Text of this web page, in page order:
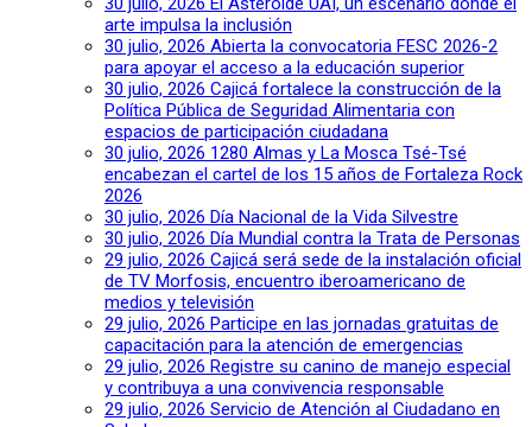
arte impulsa la inclusión
30 julio, 2026 Abierta la convocatoria FESC 2026-2
para apoyar el acceso a la educación superior
30 julio, 2026 Cajicá fortalece la construcción de la
Política Pública de Seguridad Alimentaria con
espacios de participación ciudadana
30 julio, 2026 1280 Almas y La Mosca Tsé-Tsé
encabezan el cartel de los 15 años de Fortaleza Rock
2026
30 julio, 2026 Día Nacional de la Vida Silvestre
30 julio, 2026 Día Mundial contra la Trata de Personas
29 julio, 2026 Cajicá será sede de la instalación oficial
de TV Morfosis, encuentro iberoamericano de
medios y televisión
29 julio, 2026 Participe en las jornadas gratuitas de
capacitación para la atención de emergencias
29 julio, 2026 Registre su canino de manejo especial
y contribuya a una convivencia responsable
29 julio, 2026 Servicio de Atención al Ciudadano en